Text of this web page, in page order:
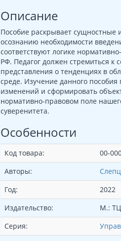
Описание
Пособие раскрывает сущностные
осознанию необходимости
соответствуют логике
РФ. Педагог должен стремиться
представления о тенденциях в
среде. Изучение данного
изменений и сформировать
нормативно-правовом поле
суверенитета.
Особенности
Код товара:
00-
Авторы:
Год:
2022
Издательство:
М.:
Серия: